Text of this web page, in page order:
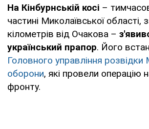
На Кінбурнській косі –
частині Миколаївської області,
кілометрів від Очакова –
український прапор. Його
Головного управління розвідки
оборони, які провели операцію
фронту.